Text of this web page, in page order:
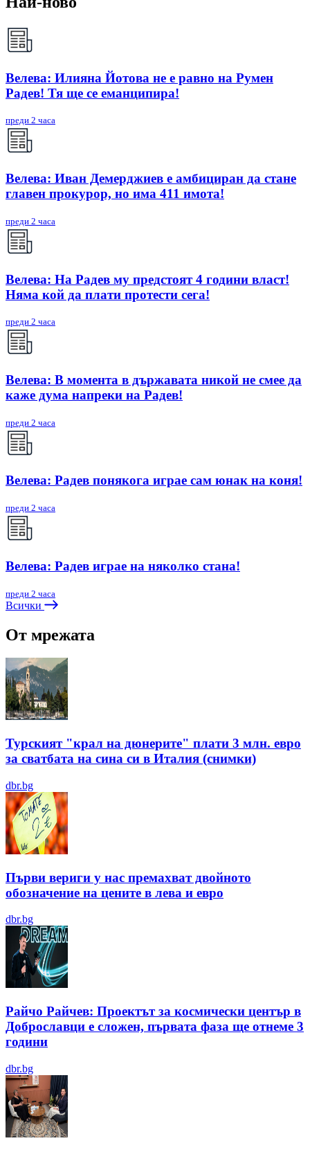
Велева: Илияна Йотова не е равно на Румен
Радев! Тя ще се еманципира!
преди 2 часа
Велева: Иван Демерджиев е амбициран да стане
главен прокурор, но има 411 имота!
преди 2 часа
Велева: На Радев му предстоят 4 години власт!
Няма кой да плати протести сега!
преди 2 часа
Велева: В момента в държавата никой не смее да
каже дума напреки на Радев!
преди 2 часа
Велева: Радев понякога играе сам юнак на коня!
преди 2 часа
Велева: Радев играе на няколко стана!
преди 2 часа
Всички
От мрежата
Турският "крал на дюнерите" плати 3 млн. евро
за сватбата на сина си в Италия (снимки)
dbr.bg
Първи вериги у нас премахват двойното
обозначение на цените в лева и евро
dbr.bg
Райчо Райчев: Проектът за космически център в
Доброславци е сложен, първата фаза ще отнеме 3
години
dbr.bg